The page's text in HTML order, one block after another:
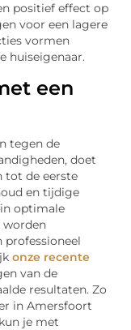
positief effect op
voor een lagere
vormen
huiseigenaar.
een
tegen de
doet
tot de eerste
en tijdige
optimale
worden
professioneel
onze recente
van de
resultaten. Zo
in Amersfoort
je met